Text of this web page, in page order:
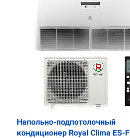
Напольно-подпотолочный
кондиционер Royal Clima ES-F